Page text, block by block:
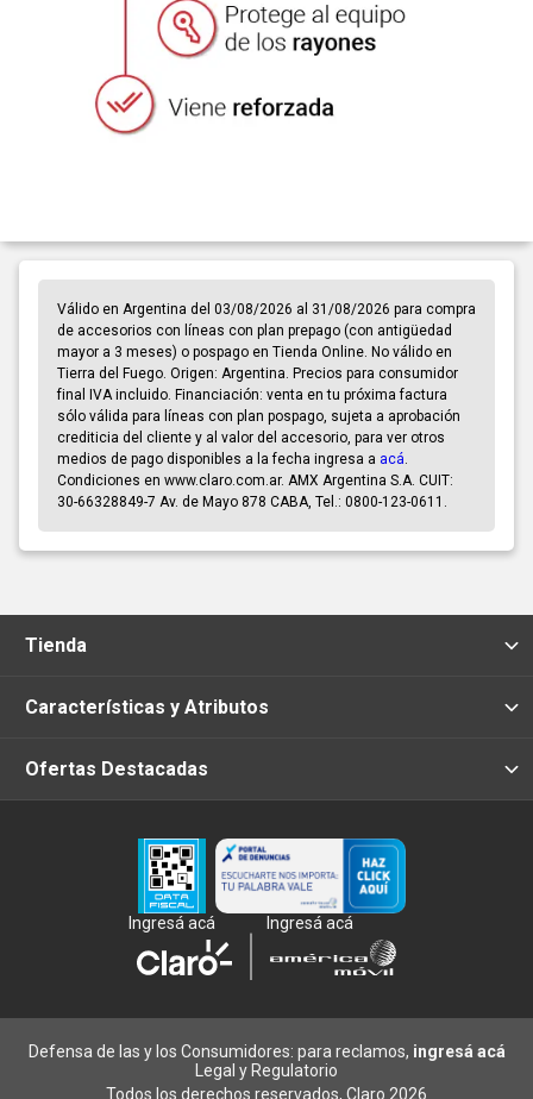
Válido en Argentina del 03/08/2026 al 31/08/2026 para compra
de accesorios con líneas con plan prepago (con antigüedad
mayor a 3 meses) o pospago en Tienda Online. No válido en
Tierra del Fuego. Origen: Argentina. Precios para consumidor
final IVA incluido. Financiación: venta en tu próxima factura
sólo válida para líneas con plan pospago, sujeta a aprobación
crediticia del cliente y al valor del accesorio, para ver otros
medios de pago disponibles a la fecha ingresa a acá.
Condiciones en www.claro.com.ar. AMX Argentina S.A. CUIT:
30-66328849-7 Av. de Mayo 878 CABA, Tel.: 0800-123-0611.
Tienda
Características y Atributos
Ofertas Destacadas
Ingresá acá Ingresá acá
Todos los derechos reservados, Claro 2026
Defensa de las y los Consumidores: para reclamos, ingresá acá
Legal y Regulatorio